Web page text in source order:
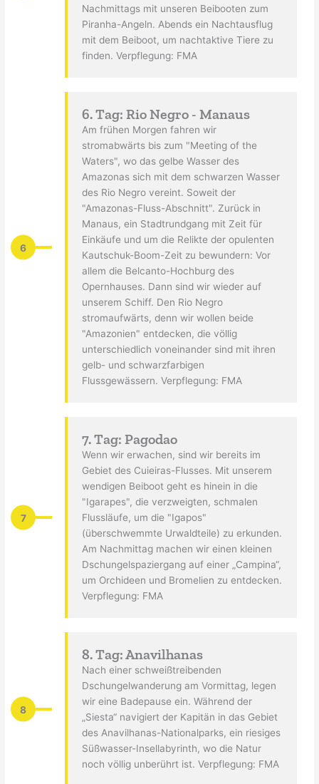
Nachmittags mit unseren Beibooten zum
Piranha-Angeln. Abends ein Nachtausflug
mit dem Beiboot, um nachtaktive Tiere zu
finden. Verpflegung: FMA
6
6. Tag: Rio Negro - Manaus
Am frühen Morgen fahren wir
stromabwärts bis zum "Meeting of the
Waters", wo das gelbe Wasser des
Amazonas sich mit dem schwarzen Wasser
des Rio Negro vereint. Soweit der
"Amazonas-Fluss-Abschnitt". Zurück in
Manaus, ein Stadtrundgang mit Zeit für
Einkäufe und um die Relikte der opulenten
Kautschuk-Boom-Zeit zu bewundern: Vor
allem die Belcanto-Hochburg des
Opernhauses. Dann sind wir wieder auf
unserem Schiff. Den Rio Negro
stromaufwärts, denn wir wollen beide
"Amazonien" entdecken, die völlig
unterschiedlich voneinander sind mit ihren
gelb- und schwarzfarbigen
Flussgewässern. Verpflegung: FMA
7
7. Tag: Pagodao
Wenn wir erwachen, sind wir bereits im
Gebiet des Cuieiras-Flusses. Mit unserem
wendigen Beiboot geht es hinein in die
"Igarapes", die verzweigten, schmalen
Flussläufe, um die "Igapos"
(überschwemmte Urwaldteile) zu erkunden.
Am Nachmittag machen wir einen kleinen
Dschungelspaziergang auf einer „Campina“,
um Orchideen und Bromelien zu entdecken.
Verpflegung: FMA
8
8. Tag: Anavilhanas
Nach einer schweißtreibenden
Dschungelwanderung am Vormittag, legen
wir eine Badepause ein. Während der
„Siesta“ navigiert der Kapitän in das Gebiet
des Anavilhanas-Nationalparks, ein riesiges
Süßwasser-Insellabyrinth, wo die Natur
noch völlig unberührt ist. Verpflegung: FMA